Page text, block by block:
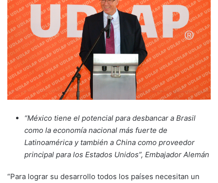
“México tiene el potencial para desbancar a Brasil
como la economía nacional más fuerte de
Latinoamérica y también a China como proveedor
principal para los Estados Unidos”, Embajador Alemán
“Para lograr su desarrollo todos los países necesitan un